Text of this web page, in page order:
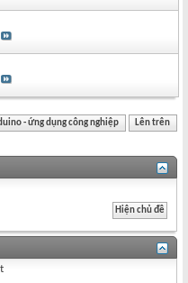
- ứng dụng công nghiệp Lên trên